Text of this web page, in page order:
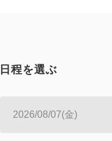
日程を選ぶ